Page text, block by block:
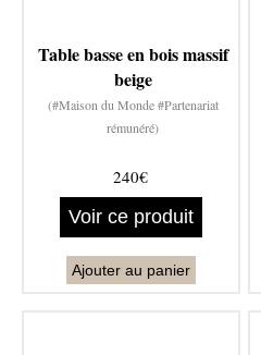
Table basse en bois massif
beige
(#Maison du Monde #Partenariat
rémunéré)
240€
Voir ce produit
Ajouter au panier